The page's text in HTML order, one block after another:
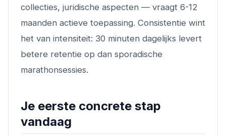
collecties, juridische aspecten — vraagt 6-12
maanden actieve toepassing. Consistentie wint
het van intensiteit: 30 minuten dagelijks levert
betere retentie op dan sporadische
marathonsessies.
Je eerste concrete stap
vandaag